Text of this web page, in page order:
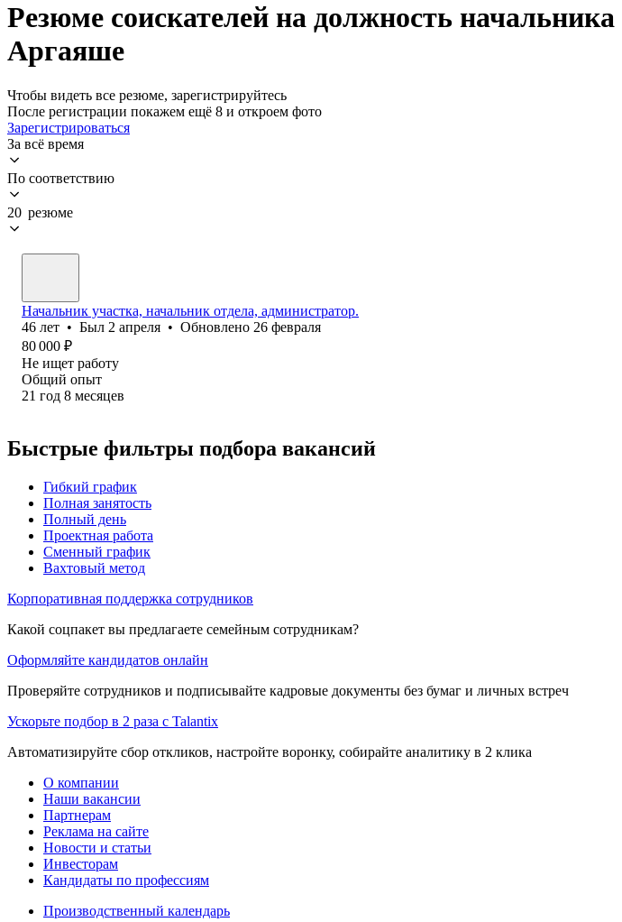
Резюме соискателей на должность
Аргаяше
Чтобы видеть все резюме, зарегистрируйтесь
После регистрации покажем ещё 8 и откроем фото
Зарегистрироваться
За всё время
По соответствию
20 резюме
Начальник участка, начальник отдела, администратор.
46 лет • Был 2 апреля • Обновлено 26 февраля
80 000 ₽
Не ищет работу
Общий опыт
21 год 8 месяцев
Быстрые фильтры подбора вакансий
Гибкий график
Полная занятость
Полный день
Проектная работа
Сменный график
Вахтовый метод
Корпоративная поддержка сотрудников
Какой соцпакет вы предлагаете семейным сотрудникам?
Оформляйте кандидатов онлайн
Проверяйте сотрудников и подписывайте кадровые документы без бумаг и личных встреч
Ускорьте подбор в 2 раза с Talantix
Автоматизируйте сбор откликов, настройте воронку, собирайте аналитику в 2 клика
О компании
Наши вакансии
Партнерам
Реклама на сайте
Новости и статьи
Инвесторам
Кандидаты по профессиям
Производственный календарь